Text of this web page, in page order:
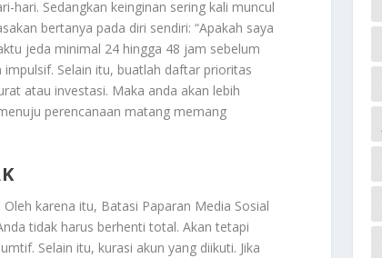
hari. Sedangkan keinginan sering kali muncul
bertanya pada diri sendiri: “Apakah saya
jeda minimal 24 hingga 48 jam sebelum
Selain itu, buatlah daftar prioritas
atau investasi. Maka anda akan lebih
perencanaan matang memang
karena itu, Batasi Paparan Media Sosial
tidak harus berhenti total. Akan tetapi
Selain itu, kurasi akun yang diikuti. Jika